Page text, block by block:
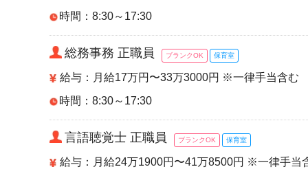
時間：8:30～17:30
総務事務 正職員 ブランクOK 保育室
給与：月給17万円〜33万3000円 ※一律手当含む
時間：8:30～17:30
言語聴覚士 正職員 ブランクOK 保育室
給与：月給24万1900円〜41万8500円 ※一律手当